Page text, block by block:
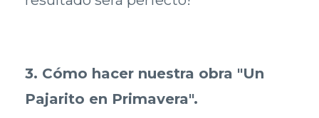
3. Cómo hacer nuestra obra "Un
Pajarito en Primavera".